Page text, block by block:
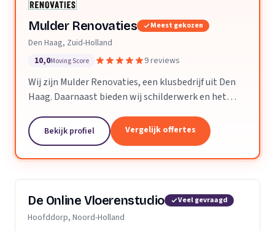
Mulder Renovaties Meest gekozen
Den Haag, Zuid-Holland
10,0Moving Score 9 reviews
Wij zijn Mulder Renovaties, een klusbedrijf uit Den
Haag. Daarnaast bieden wij schilderwerk en het
Bekijk profiel Vergelijk offertes
De Online Vloerenstudio Veel gevraagd
Hoofddorp, Noord-Holland